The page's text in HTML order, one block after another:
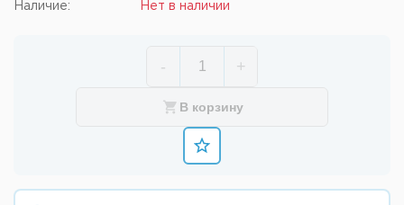
Наличие: Нет в наличии
- +
В корзину